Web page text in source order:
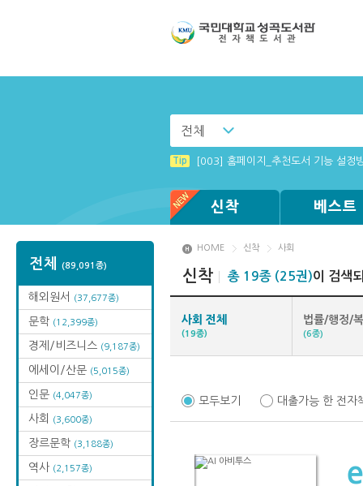
전체
Tip [003] 홈페이지_추천도서 기능 설정
신착 베스트
전체 (89,091종)
해외원서 (37,677종)
문학 (12,399종)
경제/비즈니스 (9,187종)
에세이/산문 (5,015종)
인문 (4,047종)
사회 (3,600종)
장르문학 (3,188종)
역사 (2,157종)
HOME 신착 사회
신착 총 19종 (25권)이 검색
사회 전체
(19종)
법률/행정/
(6종)
모두보기 대출가능 한 전자